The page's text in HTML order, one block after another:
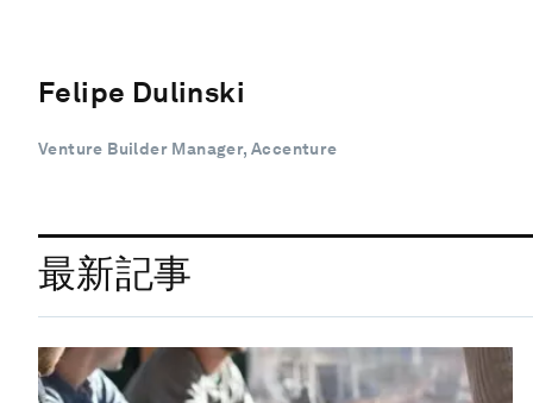
Felipe Dulinski
Venture Builder Manager, Accenture
最新記事